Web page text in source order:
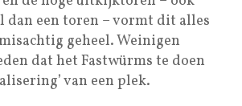
dan een toren – vormt dit alles
geheel. Weinigen
dat het Fastwürms te doen
van een plek.